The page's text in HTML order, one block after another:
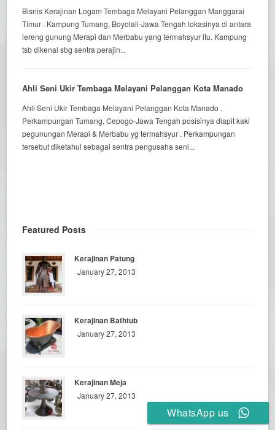
Bisnis Kerajinan Logam Tembaga Melayani Pelanggan Manggarai
Timur . Kampung Tumang, Boyolali-Jawa Tengah lokasinya di antara
lereng gunung Merapi dan Merbabu yang termahsyur itu. Kampung
tsb dikenal sbg sentra perajin...
Ahli Seni Ukir Tembaga Melayani Pelanggan Kota Manado
Ahli Seni Ukir Tembaga Melayani Pelanggan Kota Manado .
Perkampungan Tumang, Cepogo-Jawa Tengah posisinya diapit kaki
pegunungan Merapi & Merbabu yg termahsyur . Perkampungan
tersebut diketahui sebagai sentra pengusaha seni...
Featured Posts
Kerajinan Patung
January 27, 2013
Kerajinan Bathtub
January 27, 2013
Kerajinan Meja
January 27, 2013
WhatsApp us